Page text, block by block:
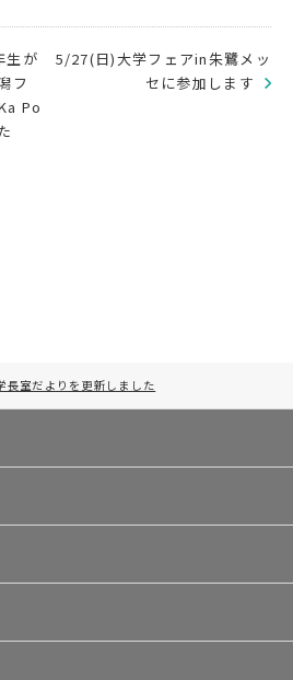
生が
フ
Po
5/27(日)大学フェアin朱鷺メッ
セに参加します
長室だよりを更新しました